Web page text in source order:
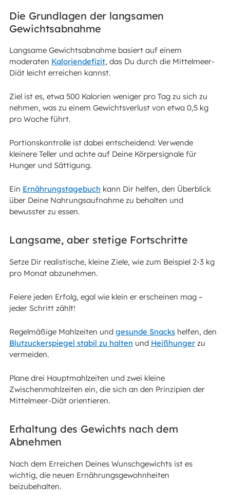
Die Grundlagen der langsamen
Gewichtsabnahme
Langsame Gewichtsabnahme basiert auf einem
moderaten Kaloriendefizit, das Du durch die Mittelmeer-
Diät leicht erreichen kannst.
Ziel ist es, etwa 500 Kalorien weniger pro Tag zu sich zu
nehmen, was zu einem Gewichtsverlust von etwa 0,5 kg
pro Woche führt.
Portionskontrolle ist dabei entscheidend: Verwende
kleinere Teller und achte auf Deine Körpersignale für
Hunger und Sättigung.
Ein Ernährungstagebuch kann Dir helfen, den Überblick
über Deine Nahrungsaufnahme zu behalten und
bewusster zu essen.
Langsame, aber stetige Fortschritte
Setze Dir realistische, kleine Ziele, wie zum Beispiel 2-3 kg
pro Monat abzunehmen.
Feiere jeden Erfolg, egal wie klein er erscheinen mag –
jeder Schritt zählt!
Regelmäßige Mahlzeiten und gesunde Snackshelfen, den
Blutzuckerspiegel stabil zu halten und Heißhungerzu
vermeiden.
Plane drei Hauptmahlzeiten und zwei kleine
Zwischenmahlzeiten ein, die sich an den Prinzipien der
Mittelmeer-Diät orientieren.
Erhaltung des Gewichts nach dem
Abnehmen
Nach dem Erreichen Deines Wunschgewichts ist es
wichtig, die neuen Ernährungsgewohnheiten
beizubehalten.